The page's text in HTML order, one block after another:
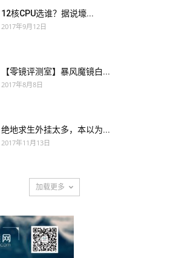
12核CPU选谁？据说壕...
2017年9月12日
【零镜评测室】暴风魔镜白...
2017年8月8日
绝地求生外挂太多，本以为...
2017年11月13日
加载更多